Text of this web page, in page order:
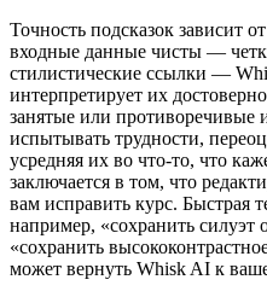
Точность подсказок зависит
входные данные чисты —
стилистические ссылки —
интерпретирует их
занятые или
испытывать трудности,
усредняя их во что-то, что
заключается в том, что
вам исправить курс. Быстрая
например, «сохранить силуэт
«сохранить
может вернуть Whisk AI к